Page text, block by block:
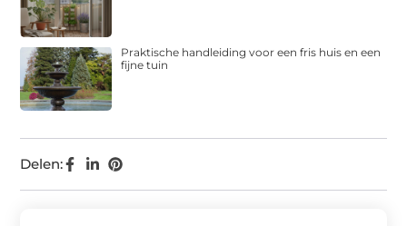
Delen:
Praktische handleiding voor een fris huis en een
fijne tuin